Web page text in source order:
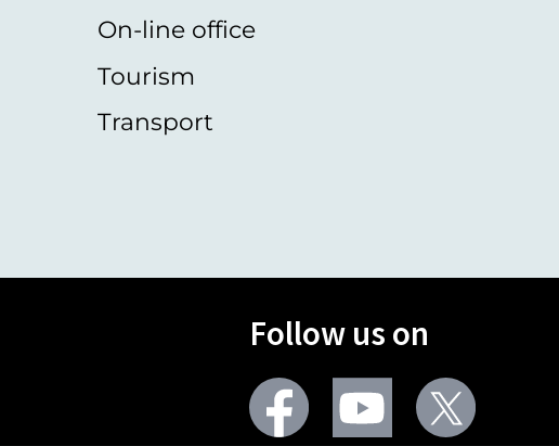
On-line office
Tourism
Transport
Follow us on
Facebook Youtube